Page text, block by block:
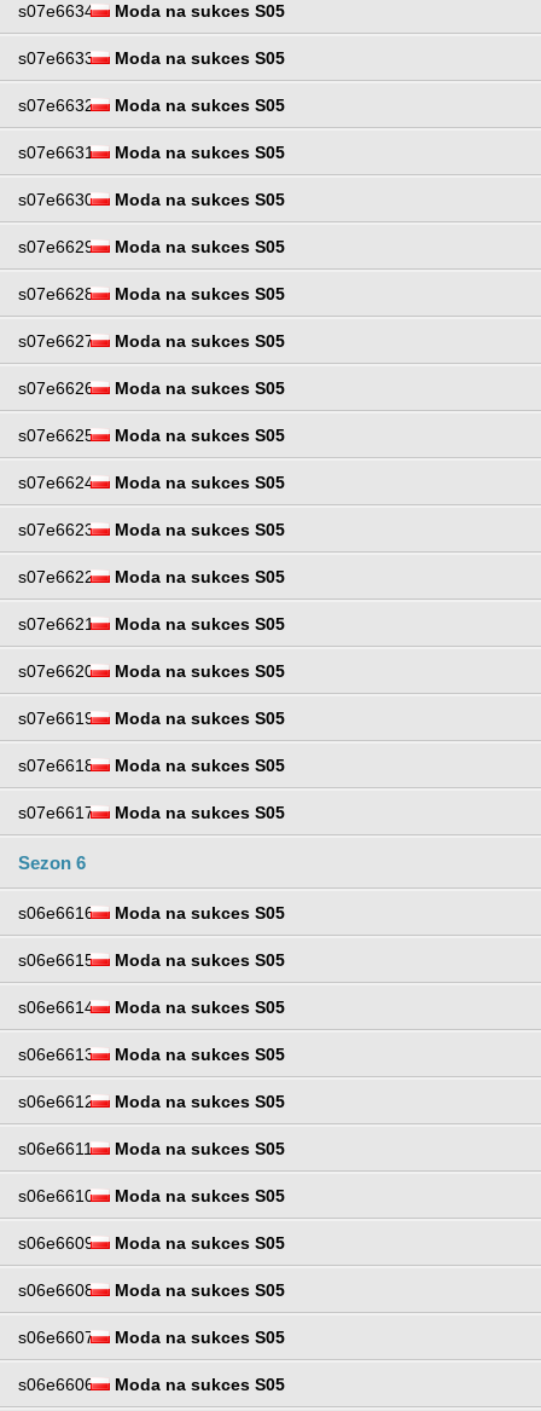
s07e6634 Moda na sukces S05
s07e6633 Moda na sukces S05
s07e6632 Moda na sukces S05
s07e6631 Moda na sukces S05
s07e6630 Moda na sukces S05
s07e6629 Moda na sukces S05
s07e6628 Moda na sukces S05
s07e6627 Moda na sukces S05
s07e6626 Moda na sukces S05
s07e6625 Moda na sukces S05
s07e6624 Moda na sukces S05
s07e6623 Moda na sukces S05
s07e6622 Moda na sukces S05
s07e6621 Moda na sukces S05
s07e6620 Moda na sukces S05
s07e6619 Moda na sukces S05
s07e6618 Moda na sukces S05
s07e6617 Moda na sukces S05
Sezon 6
s06e6616 Moda na sukces S05
s06e6615 Moda na sukces S05
s06e6614 Moda na sukces S05
s06e6613 Moda na sukces S05
s06e6612 Moda na sukces S05
s06e6611 Moda na sukces S05
s06e6610 Moda na sukces S05
s06e6609 Moda na sukces S05
s06e6608 Moda na sukces S05
s06e6607 Moda na sukces S05
s06e6606 Moda na sukces S05